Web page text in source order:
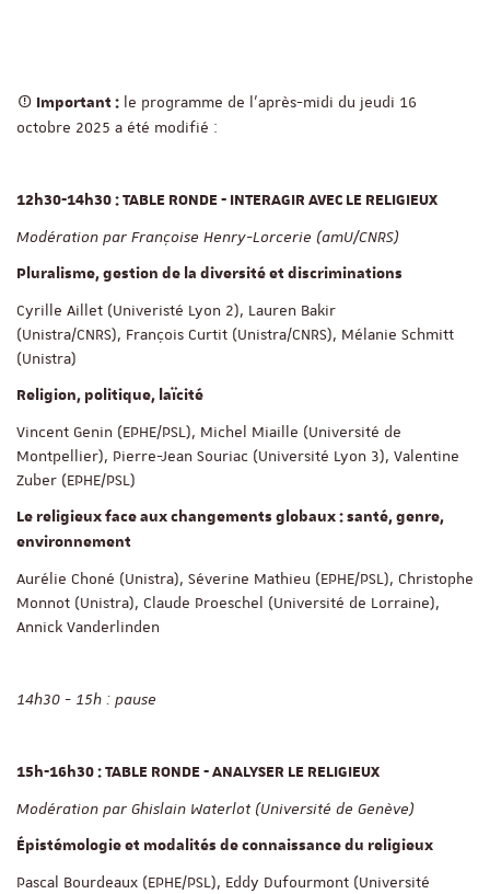
Important : le programme de l'après-midi du jeudi 16
octobre 2025 a été modifié :
12h30-14h30 : TABLE RONDE - INTERAGIR AVEC LE RELIGIEUX
Modération par Françoise Henry-Lorcerie (amU/CNRS)
Pluralisme, gestion de la diversité et discriminations
Cyrille Aillet (Univeristé Lyon 2), Lauren Bakir
(Unistra/CNRS), François Curtit (Unistra/CNRS), Mélanie Schmitt
(Unistra)
Religion, politique, laïcité
Vincent Genin (EPHE/PSL), Michel Miaille (Université de
Montpellier), Pierre-Jean Souriac (Université Lyon 3), Valentine
Zuber (EPHE/PSL)
Le religieux face aux changements globaux : santé, genre,
environnement
Aurélie Choné (Unistra), Séverine Mathieu (EPHE/PSL), Christophe
Monnot (Unistra), Claude Proeschel (Université de Lorraine),
Annick Vanderlinden
14h30 - 15h : pause
15h-16h30 : TABLE RONDE - ANALYSER LE RELIGIEUX
Modération par Ghislain Waterlot (Université de Genève)
Épistémologie et modalités de connaissance du religieux
Pascal Bourdeaux (EPHE/PSL), Eddy Dufourmont (Université